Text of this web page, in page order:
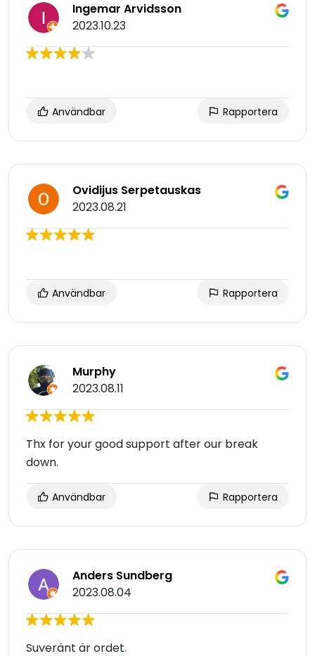
Ingemar Arvidsson
2023.10.23
Användbar Rapportera
Ovidijus Serpetauskas
2023.08.21
Användbar Rapportera
Murphy
2023.08.11
Thx for your good support after our break
down.
Användbar Rapportera
Anders Sundberg
2023.08.04
Suveränt är ordet.